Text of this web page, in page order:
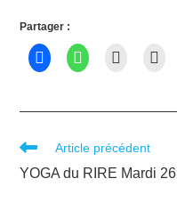
Partager :
Article précédent
YOGA du RIRE Mardi